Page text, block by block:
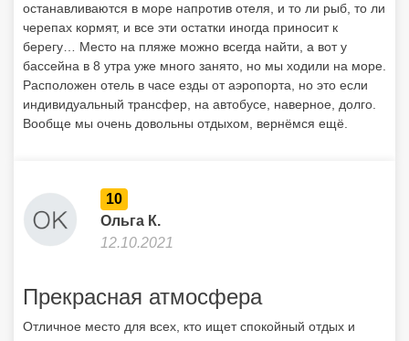
останавливаются в море напротив отеля, и то ли рыб, то ли
черепах кормят, и все эти остатки иногда приносит к
берегу… Место на пляже можно всегда найти, а вот у
бассейна в 8 утра уже много занято, но мы ходили на море.
Расположен отель в часе езды от аэропорта, но это если
индивидуальный трансфер, на автобусе, наверное, долго.
Вообще мы очень довольны отдыхом, вернёмся ещё.
10
Ольга К.
12.10.2021
Прекрасная атмосфера
Отличное место для всех, кто ищет спокойный отдых и